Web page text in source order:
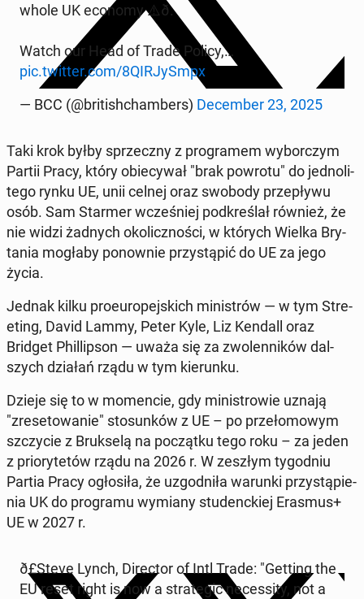
whole UK economy ⚠️ð.
Watch our Head of Trade Policy,…
pic.twitter.com/8QIR­Jy­Smpx
— BCC (@bri­ti­sh­cham­bers) De­cem­ber 23, 2025
Taki krok byłby sprzecz­ny z pro­gra­mem wy­bor­czym
Partii Pracy, który obie­cy­wał "brak powrotu" do jed­no­li­
te­go rynku UE, unii celnej oraz swobody prze­pły­wu
osób. Sam Starmer wcze­śniej pod­kre­ślał również, że
nie widzi żadnych oko­licz­no­ści, w których Wielka Bry­
ta­nia mogłaby po­now­nie przy­stą­pić do UE za jego
życia.
Jednak kilku pro­eu­ro­pej­skich mi­ni­strów — w tym Stre­
eting, David Lammy, Peter Kyle, Liz Kendall oraz
Bridget Phil­lip­son — uważa się za zwo­len­ni­ków dal­
szych działań rządu w tym kie­run­ku.
Dzieje się to w mo­men­cie, gdy mi­ni­stro­wie uznają
"zre­se­to­wa­nie" sto­sun­ków z UE – po prze­ło­mo­wym
szczy­cie z Bruk­se­lą na po­cząt­ku tego roku – za jeden
z prio­ry­te­tów rządu na 2026 r. W zeszłym ty­go­dniu
Partia Pracy ogło­si­ła, że uzgod­ni­ła warunki przy­stą­pie­
nia UK do pro­gra­mu wymiany stu­denc­kiej Erasmus+
UE w 2027 r.
ð£️Ste­ve Lynch, Di­rec­tor of Intl Trade: "Getting the
EU reset right is now a stra­te­gic ne­ces­si­ty, not a